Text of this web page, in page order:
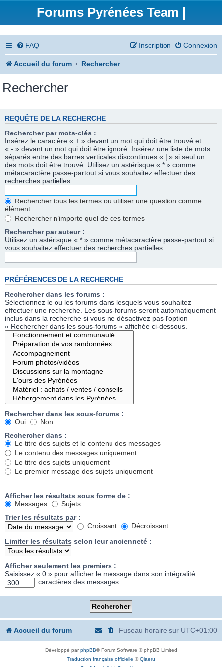
Forums Pyrénées Team |
FAQ Connexion
Inscription
Accueil du forum Rechercher
Rechercher
REQUÊTE DE LA RECHERCHE
Rechercher par mots-clés :
Insérez le caractère « + » devant un mot qui doit être trouvé et
« - » devant un mot qui doit être ignoré. Insérez une liste de mots
séparés entre des barres verticales discontinues « | » si seul un
des mots doit être trouvé. Utilisez un astérisque « * » comme
métacaractère passe-partout si vous souhaitez effectuer des
recherches partielles.
Rechercher tous les termes ou utiliser une question comme
élément
Rechercher n’importe quel de ces termes
Rechercher par auteur :
Utilisez un astérisque « * » comme métacaractère passe-partout si
vous souhaitez effectuer des recherches partielles.
PRÉFÉRENCES DE LA RECHERCHE
Rechercher dans les forums :
Sélectionnez le ou les forums dans lesquels vous souhaitez
effectuer une recherche. Les sous-forums seront automatiquement
inclus dans la recherche si vous ne désactivez pas l’option
« Rechercher dans les sous-forums » affichée ci-dessous.
Rechercher dans les sous-forums :
Oui
Non
Rechercher dans :
Le titre des sujets et le contenu des messages
Le contenu des messages uniquement
Le titre des sujets uniquement
Le premier message des sujets uniquement
Afficher les résultats sous forme de :
Messages
Sujets
Trier les résultats par :
Croissant
Décroissant
Limiter les résultats selon leur ancienneté :
Afficher seulement les premiers :
Saisissez « 0 » pour afficher le message dans son intégralité.
caractères des messages
Accueil du forum Fuseau horaire sur UTC+01:00
Développé parphpBB® Forum Software © phpBB Limited
Traduction française officielle ©Qiaeru